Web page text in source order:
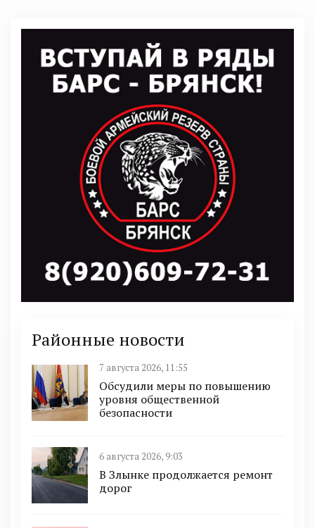
Районные новости
7 августа 2026, 11:55
Обсудили меры по повышению
уровня общественной
безопасности
6 августа 2026, 9:03
В Злынке продолжается ремонт
дорог